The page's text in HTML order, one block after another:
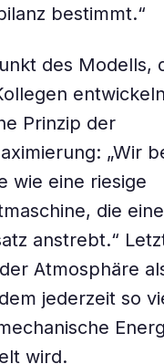
bestimmt.“
des Modells,
Prinzip der
„Wir
wie eine riesige
die
anstrebt.“
Atmosphäre
jederzeit so
wird.